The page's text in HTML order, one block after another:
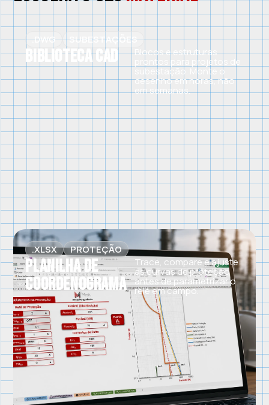
.DWG SUBESTAÇÕES
Biblioteca CAD Blocos e estruturas
prontos para projetos de
subestação. Monte o
desenho em horas, não
em semanas.
.XLSX PROTEÇÃO
Planilha de
Coordenograma
Trace, compare e ajuste
as curvas de proteção
antes de parametrizar o
relé em campo.